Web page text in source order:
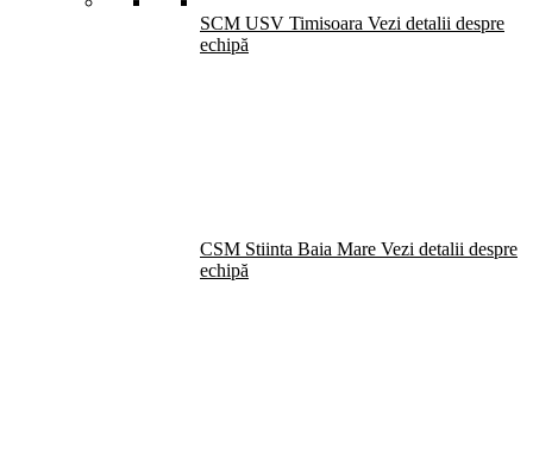
SCM USV Timisoara Vezi detalii despre
echipă
CSM Stiinta Baia Mare Vezi detalii despre
echipă